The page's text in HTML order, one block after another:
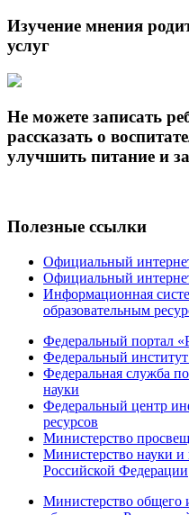
Изучение мнения
услуг
Не можете записать
рассказать о
улучшить питание и
Полезные ссылки
Официальный
Официальный
Информационная
образовательным
Федеральный портал
Федеральный
Федеральная служба
науки
Федеральный центр
ресурсов
Министерство
Министерство науки и
Российской Федерации
Министерство общего